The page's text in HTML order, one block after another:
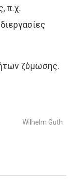
π.χ.
ζύμωσης.
Wilhelm Guth